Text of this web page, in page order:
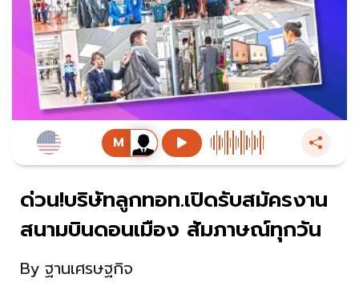
ด่วน!บริษัทลูกทอท.เปิดรับสมัครงาน
สนามบินดอนเมือง สัมภาษณ์ทุกวัน
By ฐานเศรษฐกิจ